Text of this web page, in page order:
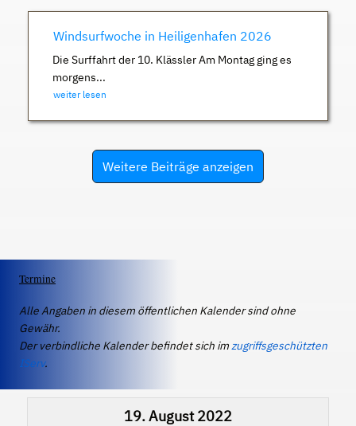
Windsurfwoche in Heiligenhafen 2026
Die Surffahrt der 10. Klässler Am Montag ging es
morgens...
weiter lesen
Weitere Beiträge anzeigen
Termine
Alle Angaben in diesem öffentlichen Kalender sind ohne
Gewähr.
Der verbindliche Kalender befindet sich imzugriffsgeschützten
IServ.
19. August 2022